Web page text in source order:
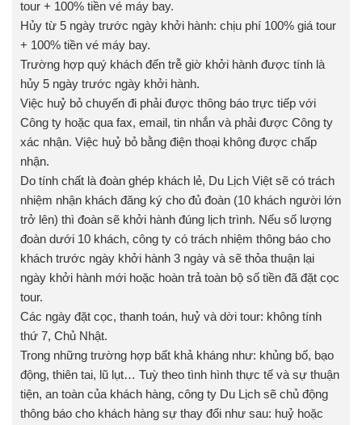
tour + 100% tiền vé máy bay.
Hủy từ 5 ngày trước ngày khởi hành: chịu phí 100% giá tour
+ 100% tiền vé máy bay.
Trường hợp quý khách đến trễ giờ khởi hành được tính là
hủy 5 ngày trước ngày khởi hành.
Việc huỷ bỏ chuyến đi phải được thông báo trực tiếp với
Công ty hoặc qua fax, email, tin nhắn và phải được Công ty
xác nhận. Việc huỷ bỏ bằng điện thoại không được chấp
nhận.
Do tính chất là đoàn ghép khách lẻ, Du Lịch Việt sẽ có trách
nhiệm nhận khách đăng ký cho đủ đoàn (10 khách người lớn
trở lên) thì đoàn sẽ khởi hành đúng lịch trình. Nếu số lượng
đoàn dưới 10 khách, công ty có trách nhiệm thông báo cho
khách trước ngày khởi hành 3 ngày và sẽ thỏa thuận lại
ngày khởi hành mới hoặc hoàn trả toàn bộ số tiền đã đặt cọc
tour.
Các ngày đặt cọc, thanh toán, huỷ và dời tour: không tính
thứ 7, Chủ Nhật.
Trong những trường hợp bất khả kháng như: khủng bố, bạo
động, thiên tai, lũ lụt… Tuỳ theo tình hình thực tế và sự thuận
tiện, an toàn của khách hàng, công ty Du Lịch sẽ chủ động
thông báo cho khách hàng sự thay đổi như sau: huỷ hoặc